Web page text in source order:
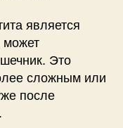
является
может
Это
сложным или
после